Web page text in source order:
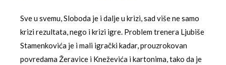
Sve u svemu, Sloboda je i dalje u krizi, sad više ne samo
krizi rezultata, nego i krizi igre. Problem trenera Ljubiše
Stamenkovića je i mali igrački kadar, prouzrokovan
povredama Žeravice i Kneževića i kartonima, tako da je